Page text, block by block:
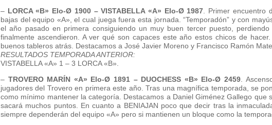
– LORCA «B» Elo-Ø 1900 – VISTABELLA «A» Elo-Ø 1987 . Primer
bajas del equipo «A», el cual juega fuera esta jornada. “Temporadón” y con
el año pasado en primera consiguiendo un muy buen tercer puesto,
finalmente ascendieron. A ver qué son capaces este año estos chicos de
buenos tableros atrás. Destacamos a José Javier Moreno y Francisco Ramón
RESULTADOS TEMPORADA ANTERIOR:
VISTABELLA «A» 1 – 3 LORCA «B».
– TROVERO MARÍN «A» Elo-Ø 1891 – DUOCHESS «B» Elo-Ø 2459 .
jugadores del Trovero en primera este año. Tras una magnífica temporada, se
como mínimo mantener la categoría. Destacamos a Daniel Giménez Gallego
sacará muchos puntos. En cuanto a BENIAJAN poco que decir tras la
siempre dependerán del equipo «A» pero si mantienen un bloque como la